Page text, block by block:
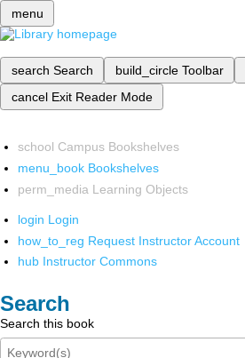
menu
search Search build_circle Toolbar
cancel Exit Reader Mode
school Campus Bookshelves
menu_book Bookshelves
perm_media Learning Objects
login Login
how_to_reg Request Instructor Account
hub Instructor Commons
Search
Search this book